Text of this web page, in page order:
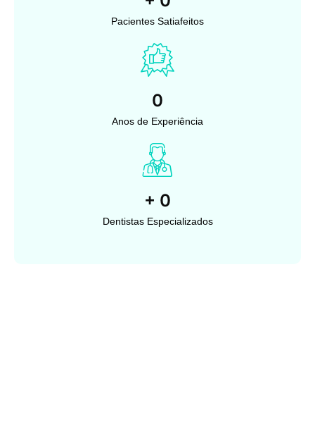
Pacientes Satiafeitos
0
Anos de Experiência
+ 0
Dentistas Especializados